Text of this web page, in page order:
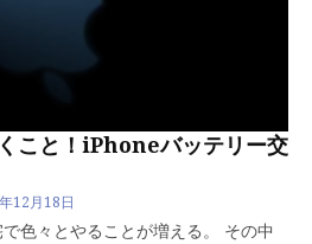
こと！iPhoneバッテリー交
12月18日
色々とやることが増える。 その中